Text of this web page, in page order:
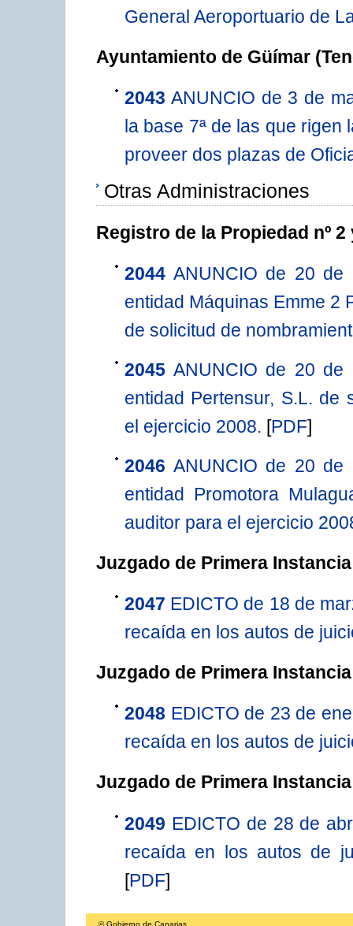
General Aeroportuario de
Ayuntamiento de Güímar
2043 ANUNCIO de 3 de
la base 7ª de las que
proveer dos plazas de
Otras Administraciones
Registro de la Propiedad nº
2044 ANUNCIO de 20
entidad Máquinas Emme 2
de solicitud de
2045 ANUNCIO de 20
entidad Pertensur, S.L. de
el ejercicio 2008. [PDF]
2046 ANUNCIO de 20
entidad Promotora
auditor para el ejercicio
Juzgado de Primera
2047 EDICTO de 18 de
recaída en los autos de
Juzgado de Primera
2048 EDICTO de 23 de
recaída en los autos de
Juzgado de Primera
2049 EDICTO de 28 de
recaída en los autos de
[PDF]
© Gobierno de Canarias